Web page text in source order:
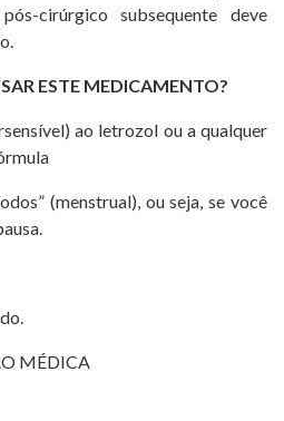
cirúrgico subsequente deve
ESTE MEDICAMENTO?
ao letrozol ou a qualquer
(menstrual), ou seja, se você
MÉDICA